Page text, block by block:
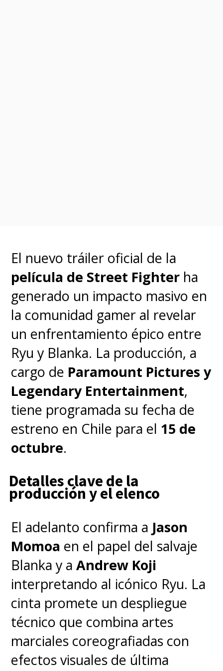
Oh JOY! Amy Poehler is
back to star in Inside Out
2. Directed by Kelsey
Mann, produced by Mark
Nielsen, and written by
Meg LeFauve, Disney and
Pixar’s Inside Out 2
releases Summer 2024.
pic.twitter.com/HMHY391vN9
— Pixar (@Pixar)
El nuevo tráiler oficial de la
película de Street Fighter ha
generado un impacto masivo en
la comunidad gamer al revelar
un enfrentamiento épico entre
Ryu y Blanka. La producción, a
cargo de Paramount Pictures y
Legendary Entertainment,
tiene programada su fecha de
estreno en Chile para el 15 de
octubre.
Detalles clave de la
producción y el elenco
El adelanto confirma a Jason
Momoa en el papel del salvaje
Blanka y aAndrew Koji
interpretando al icónico Ryu. La
cinta promete un despliegue
técnico que combina artes
marciales coreografiadas con
efectos visuales de última